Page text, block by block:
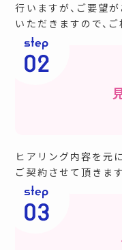
行いますが、ご要望
いただきますので、ご
ヒアリング内容を元
ご契約させて頂きます